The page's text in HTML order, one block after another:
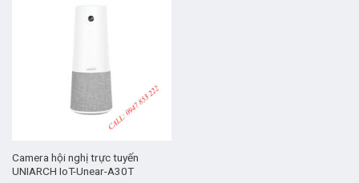
Camera hội nghị trực tuyến
UNIARCH IoT-Unear-A30T